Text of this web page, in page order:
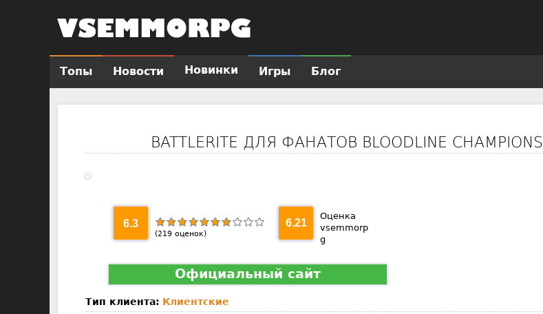
BATTLERITE ДЛЯ ФАНАТОВ BLOODLINE CHAMPIONS
6.3
(219 оценок)
6.21
Оценка
vsemmorp
g
Официальный сайт
Тип клиента: Клиентские
л
Топы Новости Новинки Игры Блог